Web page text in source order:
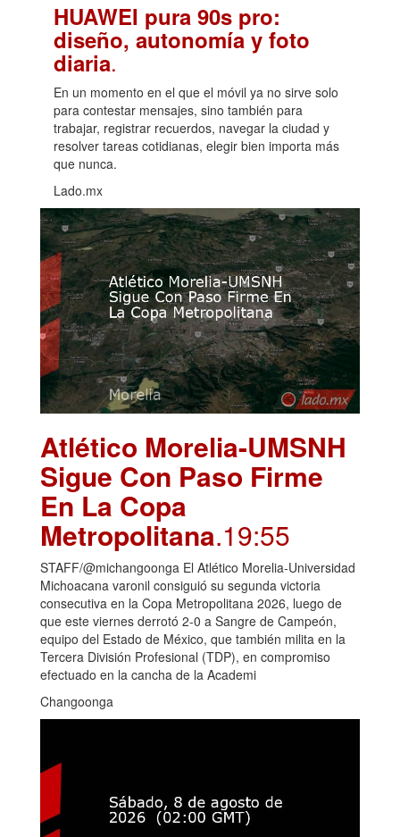
HUAWEI pura 90s pro:
diseño, autonomía y foto
diaria.
En un momento en el que el móvil ya no sirve solo
para contestar mensajes, sino también para
trabajar, registrar recuerdos, navegar la ciudad y
resolver tareas cotidianas, elegir bien importa más
que nunca.
Lado.mx
Atlético Morelia-UMSNH
Sigue Con Paso Firme
En La Copa
Metropolitana.19:55
STAFF/@michangoonga El Atlético Morelia-Universidad
Michoacana varonil consiguió su segunda victoria
consecutiva en la Copa Metropolitana 2026, luego de
que este viernes derrotó 2-0 a Sangre de Campeón,
equipo del Estado de México, que también milita en la
Tercera División Profesional (TDP), en compromiso
efectuado en la cancha de la Academi
Changoonga